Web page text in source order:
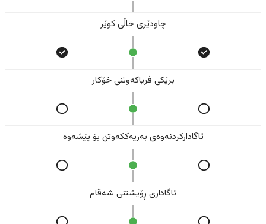
چاودێری خاڵی کوێر
برێکی فریاکەوتنی خۆکار
ئاگادارکردنەوەی بەریەککەوتن بۆ پێشەوە
ئاگاداری ڕۆیشتنی شەقام